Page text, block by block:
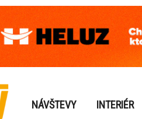
NÁVŠTEVY INTERIÉR